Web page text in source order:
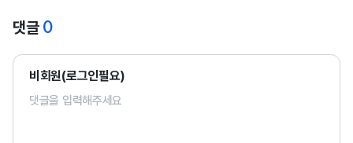
댓글 0
비회원(로그인필요)